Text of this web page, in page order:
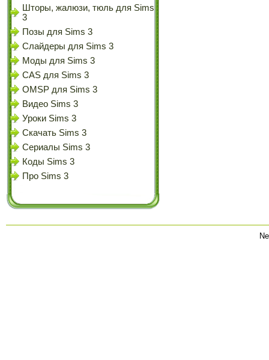
Шторы, жалюзи, тюль для Sims
3
Позы для Sims 3
Слайдеры для Sims 3
Моды для Sims 3
CAS для Sims 3
OMSP для Sims 3
Видео Sims 3
Уроки Sims 3
Скачать Sims 3
Сериалы Sims 3
Коды Sims 3
Про Sims 3